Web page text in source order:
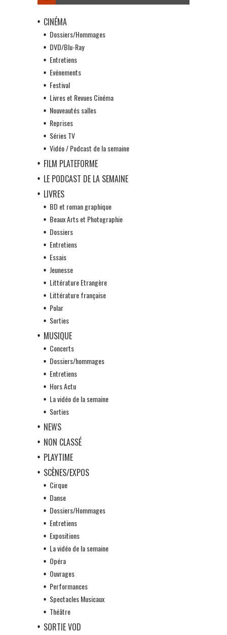
CINÉMA
Dossiers/Hommages
DVD/Blu-Ray
Entretiens
Evénements
Festival
Livres et Revues Cinéma
Nouveautés salles
Reprises
Séries TV
Vidéo / Podcast de la semaine
FILM PLATEFORME
LE PODCAST DE LA SEMAINE
LIVRES
BD et roman graphique
Beaux Arts et Photographie
Dossiers
Entretiens
Essais
Jeunesse
Littérature Etrangère
Littérature française
Polar
Sorties
MUSIQUE
Concerts
Dossiers/hommages
Entretiens
Hors Actu
La vidéo de la semaine
Sorties
NEWS
NON CLASSÉ
PLAYTIME
SCÈNES/EXPOS
Cirque
Danse
Dossiers/Hommages
Entretiens
Expositions
La vidéo de la semaine
Opéra
Ouvrages
Performances
Spectacles Musicaux
Théâtre
SORTIE VOD